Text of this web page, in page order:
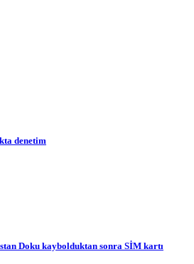
denetim
Doku kaybolduktan sonra SİM kartı